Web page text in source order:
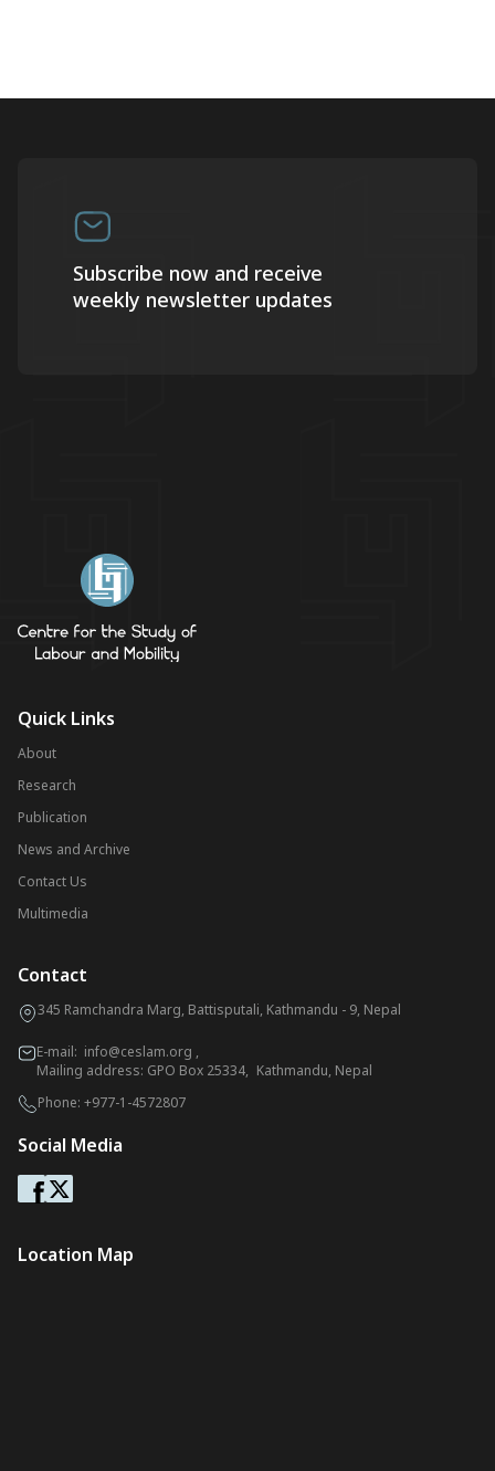
Subscribe now and receive
weekly newsletter updates
Quick Links
About
Research
Publication
News and Archive
Contact Us
Multimedia
Contact
345 Ramchandra Marg, Battisputali, Kathmandu - 9, Nepal
E-mail: info@ceslam.org ,
Mailing address: GPO Box 25334, Kathmandu, Nepal
Phone: +977-1-4572807
Social Media
Location Map